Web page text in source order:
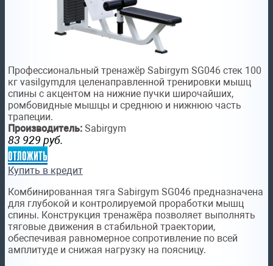
Профессиональный тренажёр Sabirgym SG046 стек 100
кг vasilgymдля целенаправленной тренировки мышц
спины с акцентом на нижние пучки широчайших,
ромбовидные мышцы и среднюю и нижнюю часть
трапеции.
Производитель: Sabirgym
83 929 руб.
отложить
Купить в кредит
Комбинированная тяга Sabirgym SG046 предназначена
для глубокой и контролируемой проработки мышц
спины. Конструкция тренажёра позволяет выполнять
тяговые движения в стабильной траектории,
обеспечивая равномерное сопротивление по всей
амплитуде и снижая нагрузку на поясницу.